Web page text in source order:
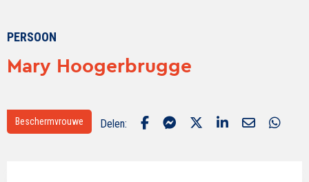
PERSOON
Mary Hoogerbrugge
Beschermvrouwe Delen: